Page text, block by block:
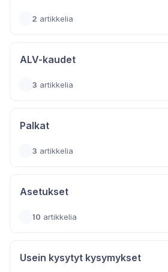
2 artikkelia
ALV-kaudet
3 artikkelia
Palkat
3 artikkelia
Asetukset
10 artikkelia
Usein kysytyt kysymykset